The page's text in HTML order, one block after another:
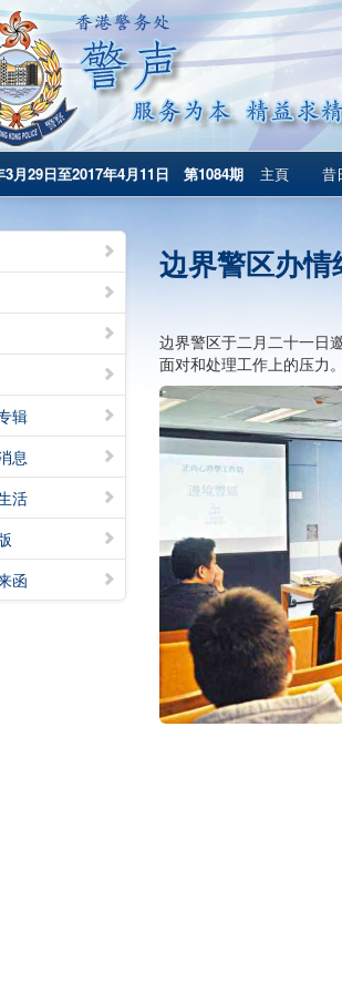
3月29日至2017年4月11日 第1084期 主頁 昔
辑
息
活
函
边界警区办
边界警区于二月二十一日
面对和处理工作上的压力